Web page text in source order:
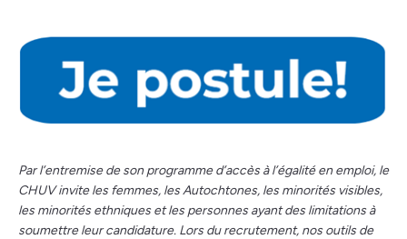
Par l’entremise de son programme d’accès à l’égalité en emploi, le
CHUV invite les femmes, les Autochtones, les minorités visibles,
les minorités ethniques et les personnes ayant des limitations à
soumettre leur candidature. Lors du recrutement, nos outils de